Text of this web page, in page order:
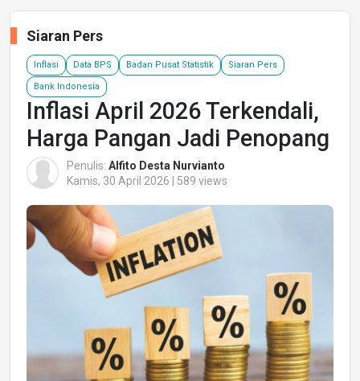
Siaran Pers
Inflasi Data BPS Badan Pusat Statistik Siaran Pers
Bank Indonesia
Inflasi April 2026 Terkendali,
Harga Pangan Jadi Penopang
Penulis: Alfito Desta Nurvianto
Kamis, 30 April 2026 | 589 views